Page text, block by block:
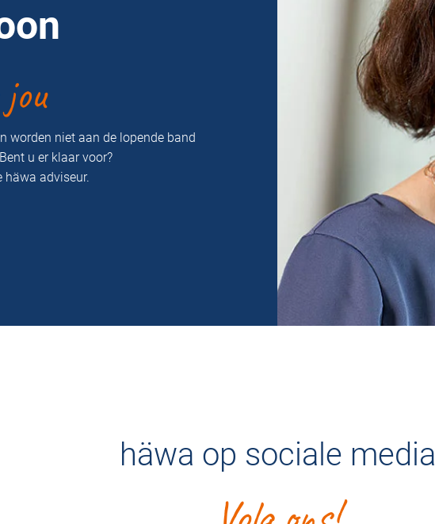
worden niet aan de lopende band
u er klaar voor?
häwa adviseur.
häwa op sociale media